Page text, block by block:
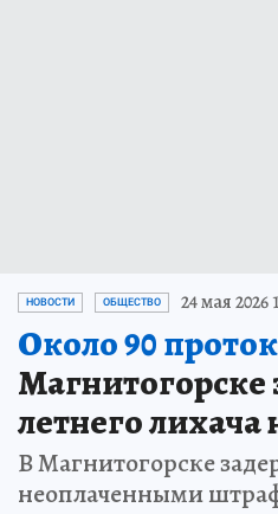
НОВОСТИ ОБЩЕСТВО 24 мая 2026
Около 90
Магнитогорске
летнего лихача
В Магнитогорске
неоплаченными